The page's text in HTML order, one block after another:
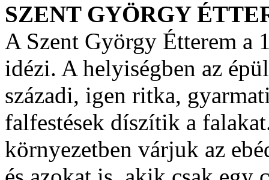
SZENT GYÖRGY
A Szent György Étterem a
idézi. A helyiségben az
századi, igen ritka,
falfestések díszítik a
környezetben várjuk az